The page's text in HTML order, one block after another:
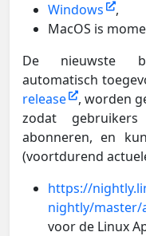
Windows
,
MacOS is
De nieuwste
automatisch
release
, worden
zodat
abonneren, en
(voortdurend
https://
nightly/master/
voor de Linux